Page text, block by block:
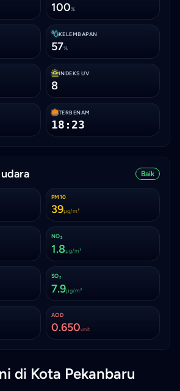
100%
KELEMBAPAN
57%
INDEKS UV
8
TERBENAM
18:23
Baik
PM10
39μg/m³
NO₂
1.8μg/m³
SO₂
7.9μg/m³
AOD
0.650unit
di Kota Pekanbaru